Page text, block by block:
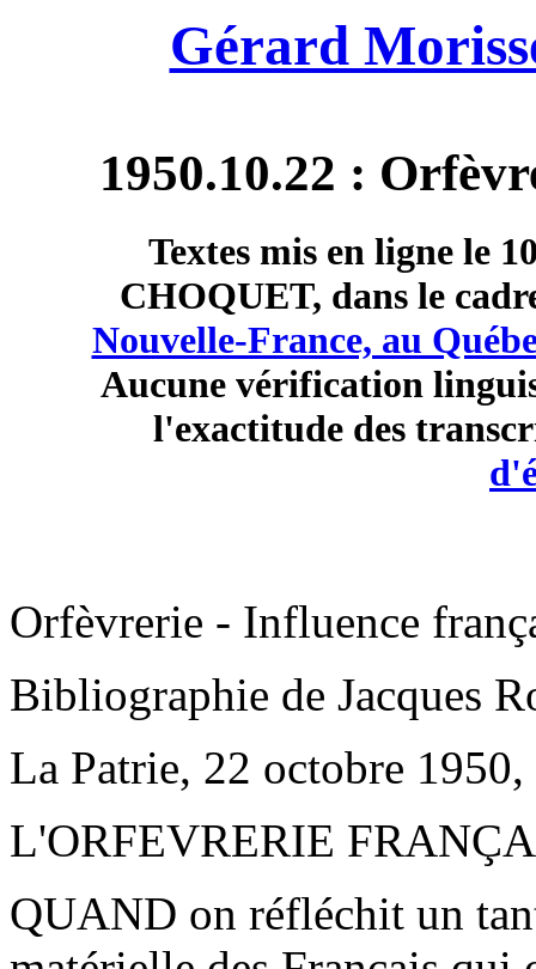
Gérard
1950.10.22 :
Textes mis en ligne le
CHOQUET, dans le
Nouvelle-France, au
Aucune vérification
l'exactitude des
Orfèvrerie - Influence
Bibliographie de Jacques
La Patrie, 22 octobre
L'ORFEVRERIE
QUAND on réfléchit un